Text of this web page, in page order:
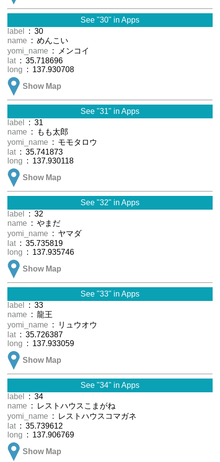
See "30" in Apps
label
: 30
name : めんこい
yomi_name : メンコイ
lat : 35.718696
long : 137.930708
Show Map
See "31" in Apps
label
: 31
name : もも太郎
yomi_name : モモタロウ
lat : 35.741873
long : 137.930118
Show Map
See "32" in Apps
label
: 32
name : やまだ
yomi_name : ヤマダ
lat : 35.735819
long : 137.935746
Show Map
See "33" in Apps
label
: 33
name : 龍王
yomi_name : リュウオウ
lat : 35.726387
long : 137.933059
Show Map
See "34" in Apps
label
: 34
name : レストハウスこまがね
yomi_name : レストハウスコマガネ
lat : 35.739612
long : 137.906769
Show Map